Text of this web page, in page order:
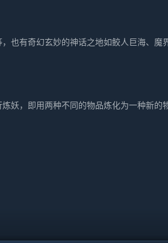
也有奇幻玄妙的神话之地如鲛人巨海、魔
妖，即用两种不同的物品炼化为一种新的